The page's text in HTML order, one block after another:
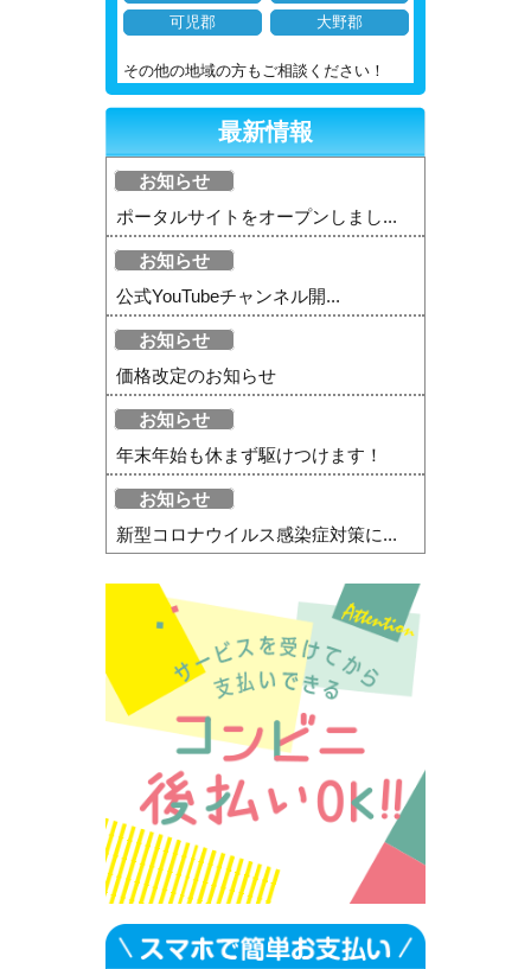
可児郡
大野郡
その他の地域の方もご相談ください！
最新情報
お知らせ
ポータルサイトをオープンしまし...
お知らせ
公式YouTubeチャンネル開...
お知らせ
価格改定のお知らせ
お知らせ
年末年始も休まず駆けつけます！
お知らせ
新型コロナウイルス感染症対策に...